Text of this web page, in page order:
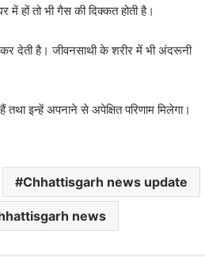
हों तो भी गैस की दिक्‍कत होती है।
कर देती है। जीवनसाथी के शरीर में भी अंदरूनी
इन्हें अपनाने से अपेक्षित परिणाम मिलेगा।
Chhattisgarh news update
news